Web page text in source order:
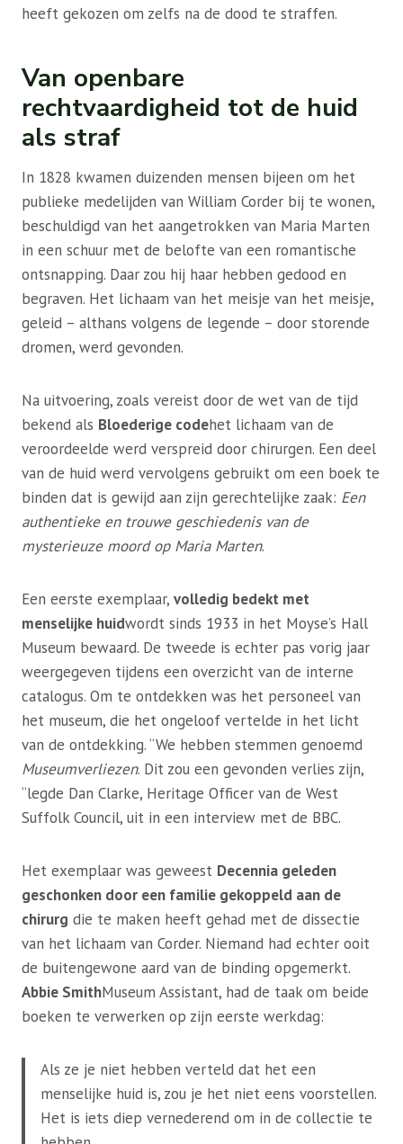
heeft gekozen om zelfs na de dood te straffen.
Van openbare
rechtvaardigheid tot de huid
als straf
In 1828 kwamen duizenden mensen bijeen om het
publieke medelijden van William Corder bij te wonen,
beschuldigd van het aangetrokken van Maria Marten
in een schuur met de belofte van een romantische
ontsnapping. Daar zou hij haar hebben gedood en
begraven. Het lichaam van het meisje van het meisje,
geleid – althans volgens de legende – door storende
dromen, werd gevonden.
Na uitvoering, zoals vereist door de wet van de tijd
bekend als Bloederige codehet lichaam van de
veroordeelde werd verspreid door chirurgen. Een deel
van de huid werd vervolgens gebruikt om een ​​boek te
binden dat is gewijd aan zijn gerechtelijke zaak: Een
authentieke en trouwe geschiedenis van de
mysterieuze moord op Maria Marten.
Een eerste exemplaar, volledig bedekt met
menselijke huidwordt sinds 1933 in het Moyse’s Hall
Museum bewaard. De tweede is echter pas vorig jaar
weergegeven tijdens een overzicht van de interne
catalogus. Om te ontdekken was het personeel van
het museum, die het ongeloof vertelde in het licht
van de ontdekking. “We hebben stemmen genoemd
Museumverliezen. Dit zou een gevonden verlies zijn,
“legde Dan Clarke, Heritage Officer van de West
Suffolk Council, uit in een interview met de BBC.
Het exemplaar was geweest Decennia geleden
geschonken door een familie gekoppeld aan de
chirurg die te maken heeft gehad met de dissectie
van het lichaam van Corder. Niemand had echter ooit
de buitengewone aard van de binding opgemerkt.
Abbie SmithMuseum Assistant, had de taak om beide
boeken te verwerken op zijn eerste werkdag:
Als ze je niet hebben verteld dat het een
menselijke huid is, zou je het niet eens voorstellen.
Het is iets diep vernederend om in de collectie te